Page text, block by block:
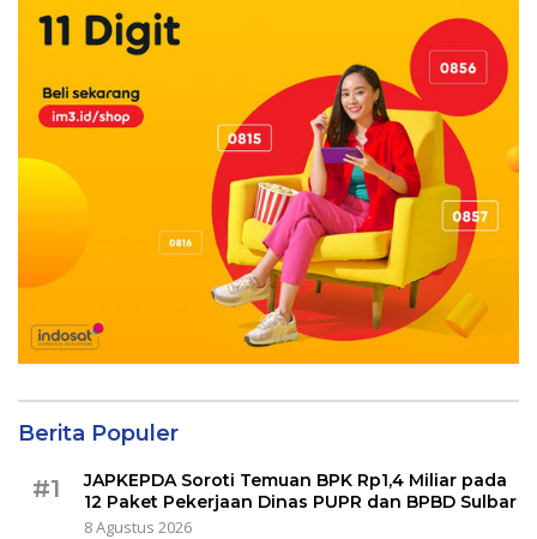
Berita Populer
#1
JAPKEPDA Soroti Temuan BPK Rp1,4 Miliar pada
12 Paket Pekerjaan Dinas PUPR dan BPBD Sulbar
8 Agustus 2026